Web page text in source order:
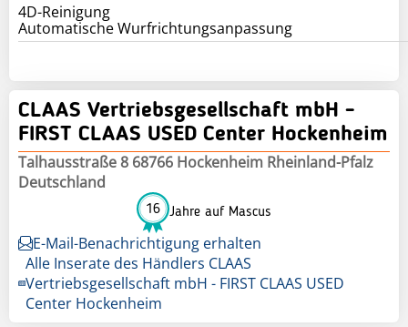
4D-Reinigung
Automatische Wurfrichtungsanpassung
CLAAS Vertriebsgesellschaft mbH -
FIRST CLAAS USED Center Hockenheim
Talhausstraße 8 68766 Hockenheim Rheinland-Pfalz
Deutschland
16 Jahre auf Mascus
E-Mail-Benachrichtigung erhalten
Alle Inserate des Händlers CLAAS
Vertriebsgesellschaft mbH - FIRST CLAAS USED
Center Hockenheim